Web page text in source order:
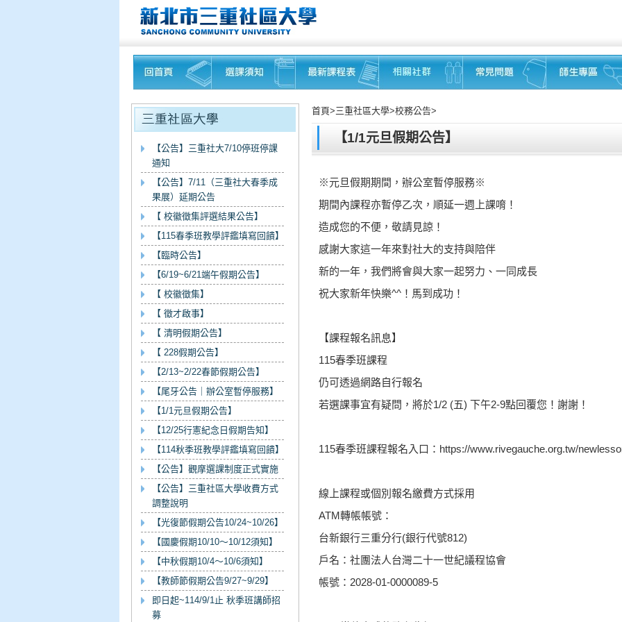
【公告】三重社大7/10停班停課
通知
【公告】7/11（三重社大春季成
果展）延期公告
【 校徽徵集評選結果公告】
【115春季班教學評鑑填寫回饋】
【臨時公告】
【6/19~6/21端午假期公告】
【 校徽徵集】
【 徵才啟事】
【 清明假期公告】
【 228假期公告】
【2/13~2/22春節假期公告】
【尾牙公告｜辦公室暫停服務】
【1/1元旦假期公告】
【12/25行憲紀念日假期告知】
【114秋季班教學評鑑填寫回饋】
【公告】觀摩選課制度正式實施
【公告】三重社區大學收費方式
調整說明
【光復節假期公告10/24~10/26】
【國慶假期10/10～10/12須知】
【中秋假期10/4～10/6須知】
【教師節假期公告9/27~9/29】
即日起~114/9/1止 秋季班講師招
募
首頁>三重社區大學>校務公告>
【1/1元旦假期公告】
※元旦假期期間，辦公室暫停服務※
期間內課程亦暫停乙次，順延一週上課唷！
造成您的不便，敬請見諒！
感謝大家這一年來對社大的支持與陪伴
新的一年，我們將會與大家一起努力、一同成長
祝大家新年快樂^^！馬到成功！
【課程報名訊息】
115春季班課程
仍可透過網路自行報名
若選課事宜有疑問，將於1/2 (五) 下午2-9點回覆您！謝謝！
115春季班課程報名入口：https://www.rivegauche.org.tw/
線上課程或個別報名繳費方式採用
ATM轉帳帳號：
台新銀行三重分行(銀行代號812)
戶名：社團法人台灣二十一世紀議程協會
帳號：2028-01-0000089-5